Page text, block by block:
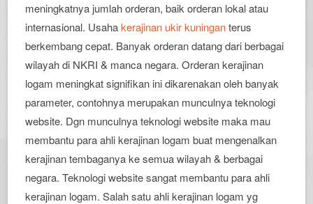
meningkatnya jumlah orderan, baik orderan lokal atau
internasional. Usahakerajinan ukir kuninganterus
berkembang cepat. Banyak orderan datang dari berbagai
wilayah di NKRI & manca negara. Orderan kerajinan
logam meningkat signifikan ini dikarenakan oleh banyak
parameter, contohnya merupakan munculnya teknologi
website. Dgn munculnya teknologi website maka mau
membantu para ahli kerajinan logam buat mengenalkan
kerajinan tembaganya ke semua wilayah & berbagai
negara. Teknologi website sangat membantu para ahli
kerajinan logam. Salah satu ahli kerajinan logam yg